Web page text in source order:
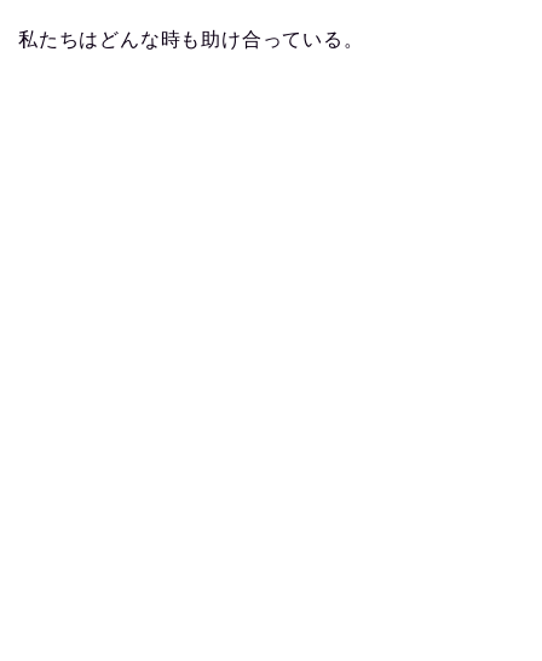
私たちはどんな時も助け合っている。